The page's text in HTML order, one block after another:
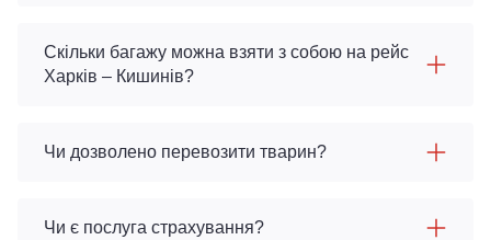
Скільки багажу можна взяти з собою на рейс
Харків – Кишинів?
Чи дозволено перевозити тварин?
Чи є послуга страхування?